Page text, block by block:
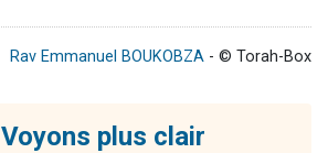
Rav Emmanuel BOUKOBZA - © Torah-Box
Voyons plus clair